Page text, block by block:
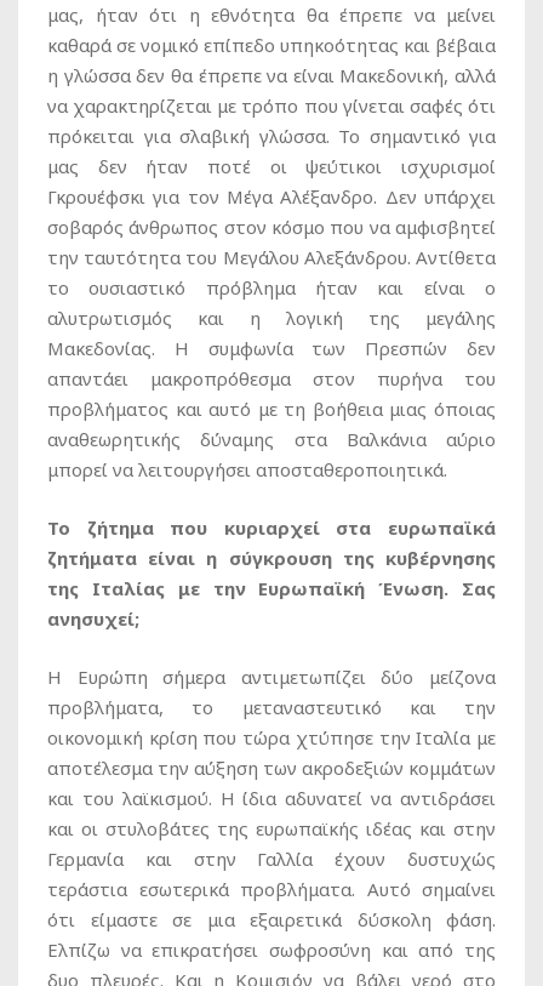
μας, ήταν ότι η εθνότητα θα έπρεπε να μείνει
καθαρά σε νομικό επίπεδο υπηκοότητας και βέβαια
η γλώσσα δεν θα έπρεπε να είναι Μακεδονική, αλλά
να χαρακτηρίζεται με τρόπο που γίνεται σαφές ότι
πρόκειται για σλαβική γλώσσα. Το σημαντικό για
μας δεν ήταν ποτέ οι ψεύτικοι ισχυρισμοί
Γκρουέφσκι για τον Μέγα Αλέξανδρο. Δεν υπάρχει
σοβαρός άνθρωπος στον κόσμο που να αμφισβητεί
την ταυτότητα του Μεγάλου Αλεξάνδρου. Αντίθετα
το ουσιαστικό πρόβλημα ήταν και είναι ο
αλυτρωτισμός και η λογική της μεγάλης
Μακεδονίας. Η συμφωνία των Πρεσπών δεν
απαντάει μακροπρόθεσμα στον πυρήνα του
προβλήματος και αυτό με τη βοήθεια μιας όποιας
αναθεωρητικής δύναμης στα Βαλκάνια αύριο
μπορεί να λειτουργήσει αποσταθεροποιητικά.
Το ζήτημα που κυριαρχεί στα ευρωπαϊκά
ζητήματα είναι η σύγκρουση της κυβέρνησης
της Ιταλίας με την Ευρωπαϊκή Ένωση. Σας
ανησυχεί;
Η Ευρώπη σήμερα αντιμετωπίζει δύο μείζονα
προβλήματα, το μεταναστευτικό και την
οικονομική κρίση που τώρα χτύπησε την Ιταλία με
αποτέλεσμα την αύξηση των ακροδεξιών κομμάτων
και του λαϊκισμού. Η ίδια αδυνατεί να αντιδράσει
και οι στυλοβάτες της ευρωπαϊκής ιδέας και στην
Γερμανία και στην Γαλλία έχουν δυστυχώς
τεράστια εσωτερικά προβλήματα. Αυτό σημαίνει
ότι είμαστε σε μια εξαιρετικά δύσκολη φάση.
Ελπίζω να επικρατήσει σωφροσύνη και από της
δυο πλευρές. Και η Κομισιόν να βάλει νερό στο